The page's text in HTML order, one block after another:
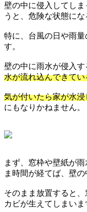
壁の中に侵入してし
うと、危険な状態にな
特に、台風の日や雨
す。
壁の中に雨水が侵入す
水が流れ込んできてい
気が付いたら家が水
にもなりかねません。
まず、窓枠や壁紙が
ま時間が経てば、壁の
そのまま放置すると
カビが生えてしまいま